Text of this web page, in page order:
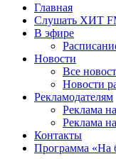
Главная
Слушать ХИТ
В эфире
Новости
Все
Новости
Рекламодателям
Реклама
Реклама
Контакты
Программа «На